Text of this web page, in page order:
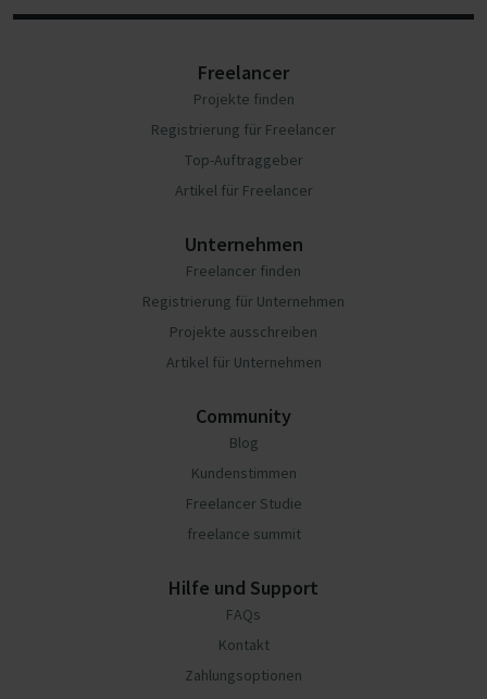
Freelancer
Projekte finden
Registrierung für Freelancer
Top-Auftraggeber
Artikel für Freelancer
Unternehmen
Freelancer finden
Registrierung für Unternehmen
Projekte ausschreiben
Artikel für Unternehmen
Community
Blog
Kundenstimmen
Freelancer Studie
freelance summit
Hilfe und Support
FAQs
Kontakt
Zahlungsoptionen